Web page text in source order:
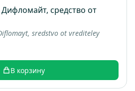
средство от
sredstvo ot vrediteley
В корзину